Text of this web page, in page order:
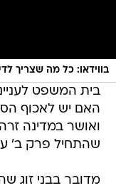
בווידאו: כל מה שצריך
בית המשפט
האם יש לאכוף
ואושר במדינה
שהתחיל פרק ב'
מדובר בבני זוג